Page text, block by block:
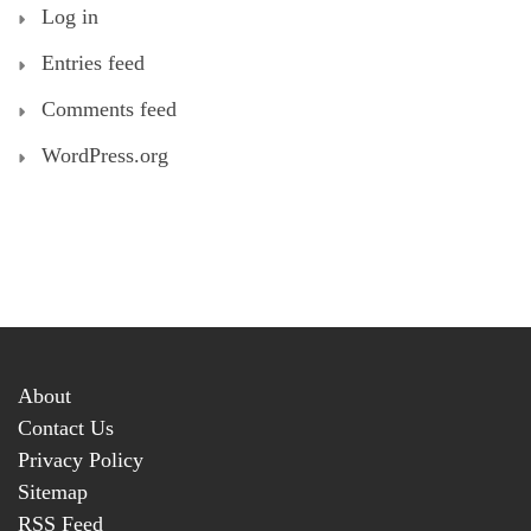
Log in
Entries feed
Comments feed
WordPress.org
About
Contact Us
Privacy Policy
Sitemap
RSS Feed